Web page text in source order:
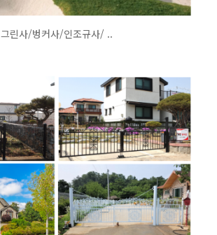
그린사/벙커사/인조규사/ ..